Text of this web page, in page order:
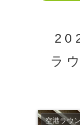
ラ
空港ラウ